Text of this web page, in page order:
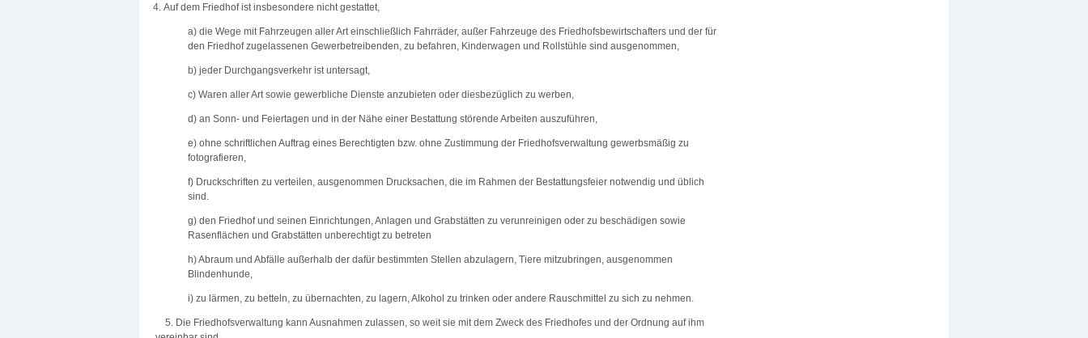
Auf dem Friedhof ist insbesondere nicht gestattet,
a) die Wege mit Fahrzeugen aller Art einschließlich Fahrräder, außer Fahrzeuge des Friedhofsbewirtschafters und der für
den Friedhof zugelassenen Gewerbetreibenden, zu befahren, Kinderwagen und Rollstühle sind ausgenommen,
b) jeder Durchgangsverkehr ist untersagt,
c) Waren aller Art sowie gewerbliche Dienste anzubieten oder diesbezüglich zu werben,
d) an Sonn- und Feiertagen und in der Nähe einer Bestattung störende Arbeiten auszuführen,
e) ohne schriftlichen Auftrag eines Berechtigten bzw. ohne Zustimmung der Friedhofsverwaltung gewerbsmäßig zu
fotografieren,
f) Druckschriften zu verteilen, ausgenommen Drucksachen, die im Rahmen der Bestattungsfeier notwendig und üblich
sind.
g) den Friedhof und seinen Einrichtungen, Anlagen und Grabstätten zu verunreinigen oder zu beschädigen sowie
Rasenflächen und Grabstätten unberechtigt zu betreten
h) Abraum und Abfälle außerhalb der dafür bestimmten Stellen abzulagern, Tiere mitzubringen, ausgenommen
Blindenhunde,
i) zu lärmen, zu betteln, zu übernachten, zu lagern, Alkohol zu trinken oder andere Rauschmittel zu sich zu nehmen.
5. Die Friedhofsverwaltung kann Ausnahmen zulassen, so weit sie mit dem Zweck des Friedhofes und der Ordnung auf ihm